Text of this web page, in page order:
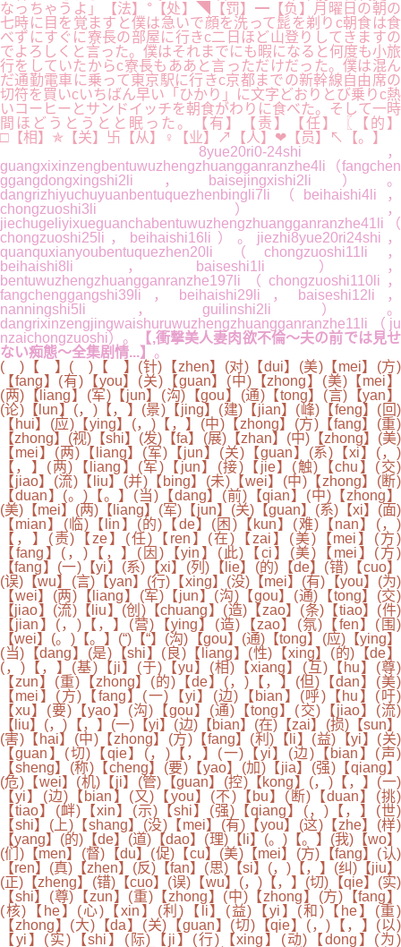
なっちゃうよ」【法】°【处】◥【罚】━【负】月曜日の朝の
七時に目を覚ますと僕は急いで顔を洗って髭を剃りc朝食は食
べずにすぐに寮長の部屋に行きc二日ほど山登りしてきますの
でよろしくと言った。僕はそれまでにも暇になると何度も小旅
行をしていたからc寮長もああと言っただけだった。僕は混ん
だ通勤電車に乗って東京駅に行きc京都までの新幹線自由席の
切符を買いcいちばん早い「ひかり」に文字どおりとび乗りc熱
いコーヒーとサンドイッチを朝食がわりに食べた。そして一時
間ほどうとうとと眠った。【有】【责】【任】〖【的】
□【相】✯【关】卐【从】♀【业】↗【人】❤【员】↖【。】
8yue20ri0-24shi，
guangxixinzengbentuwuzhengzhuangganranzhe4li（fangchen
ggangdongxingshi2li，baisejingxishi2li）。
dangrizhiyuchuyuanbentuquezhenbingli7li（beihaishi4li，
chongzuoshi3li），
jiechugeliyixueguanchabentuwuzhengzhuangganranzhe41li（
chongzuoshi25li，beihaishi16li）。jiezhi8yue20ri24shi，
quanquxianyoubentuquezhen20li（chongzuoshi11li，
beihaishi8li，baiseshi1li），
bentuwuzhengzhuangganranzhe197li（chongzuoshi110li，
fangchenggangshi39li，beihaishi29li，baiseshi12li，
nanningshi5li，guilinshi2li）。
dangrixinzengjingwaishuruwuzhengzhuangganranzhe11li（ju
nzaichongzuoshi）。
【,衝撃美人妻肉欲不倫～夫の前では見せ
ない痴態～全集剧情...】 。
( )【 】( )【 】(针)【zhen】(对)【dui】(美)【mei】(方)
【fang】(有)【you】(关)【guan】(中)【zhong】(美)【mei】
(两)【liang】(军)【jun】(沟)【gou】(通)【tong】(言)【yan】
(论)【lun】(，)【，】(景)【jing】(建)【jian】(峰)【feng】(回)
【hui】(应)【ying】(，)【，】(中)【zhong】(方)【fang】(重)
【zhong】(视)【shi】(发)【fa】(展)【zhan】(中)【zhong】(美)
【mei】(两)【liang】(军)【jun】(关)【guan】(系)【xi】(，)
【，】(两)【liang】(军)【jun】(接)【jie】(触)【chu】(交)
【jiao】(流)【liu】(并)【bing】(未)【wei】(中)【zhong】(断)
【duan】(。)【。】(当)【dang】(前)【qian】(中)【zhong】
(美)【mei】(两)【liang】(军)【jun】(关)【guan】(系)【xi】(面)
【mian】(临)【lin】(的)【de】(困)【kun】(难)【nan】(，)
【，】(责)【ze】(任)【ren】(在)【zai】(美)【mei】(方)
【fang】(，)【，】(因)【yin】(此)【ci】(美)【mei】(方)
【fang】(一)【yi】(系)【xi】(列)【lie】(的)【de】(错)【cuo】
(误)【wu】(言)【yan】(行)【xing】(没)【mei】(有)【you】(为)
【wei】(两)【liang】(军)【jun】(沟)【gou】(通)【tong】(交)
【jiao】(流)【liu】(创)【chuang】(造)【zao】(条)【tiao】(件)
【jian】(，)【，】(营)【ying】(造)【zao】(氛)【fen】(围)
【wei】(。)【。】(“)【“】(沟)【gou】(通)【tong】(应)【ying】
(当)【dang】(是)【shi】(良)【liang】(性)【xing】(的)【de】
(，)【，】(基)【ji】(于)【yu】(相)【xiang】(互)【hu】(尊)
【zun】(重)【zhong】(的)【de】(，)【，】(但)【dan】(美)
【mei】(方)【fang】(一)【yi】(边)【bian】(呼)【hu】(吁)
【xu】(要)【yao】(沟)【gou】(通)【tong】(交)【jiao】(流)
【liu】(，)【，】(一)【yi】(边)【bian】(在)【zai】(损)【sun】
(害)【hai】(中)【zhong】(方)【fang】(利)【li】(益)【yi】(关)
【guan】(切)【qie】(，)【，】(一)【yi】(边)【bian】(声)
【sheng】(称)【cheng】(要)【yao】(加)【jia】(强)【qiang】
(危)【wei】(机)【ji】(管)【guan】(控)【kong】(，)【，】(一)
【yi】(边)【bian】(又)【you】(不)【bu】(断)【duan】(挑)
【tiao】(衅)【xin】(示)【shi】(强)【qiang】(，)【，】(世)
【shi】(上)【shang】(没)【mei】(有)【you】(这)【zhe】(样)
【yang】(的)【de】(道)【dao】(理)【li】(。)【。】(我)【wo】
(们)【men】(督)【du】(促)【cu】(美)【mei】(方)【fang】(认)
【ren】(真)【zhen】(反)【fan】(思)【si】(，)【，】(纠)【jiu】
(正)【zheng】(错)【cuo】(误)【wu】(，)【，】(切)【qie】(实)
【shi】(尊)【zun】(重)【zhong】(中)【zhong】(方)【fang】
(核)【he】(心)【xin】(利)【li】(益)【yi】(和)【he】(重)
【zhong】(大)【da】(关)【guan】(切)【qie】(，)【，】(以)
【yi】(实)【shi】(际)【ji】(行)【xing】(动)【dong】(为)